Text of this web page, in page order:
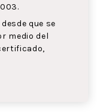
que se
medio del